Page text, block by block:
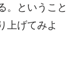
。ということ
上げてみよ